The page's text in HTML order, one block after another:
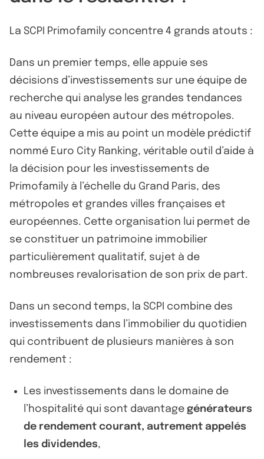
La SCPI Primofamily concentre 4 grands atouts :
Dans un premier temps, elle appuie ses
décisions d’investissements sur une équipe de
recherche qui analyse les grandes tendances
au niveau européen autour des métropoles.
Cette équipe a mis au point un modèle prédictif
nommé Euro City Ranking, véritable outil d’aide à
la décision pour les investissements de
Primofamily à l’échelle du Grand Paris, des
métropoles et grandes villes françaises et
européennes. Cette organisation lui permet de
se constituer un patrimoine immobilier
particulièrement qualitatif, sujet à de
nombreuses revalorisation de son prix de part.
Dans un second temps, la SCPI combine des
investissements dans l’immobilier du quotidien
qui contribuent de plusieurs manières à son
rendement :
Les investissements dans le domaine de
l’hospitalité qui sont davantage générateurs
de rendement courant, autrement appelés
les dividendes,